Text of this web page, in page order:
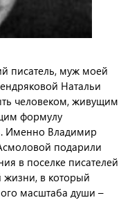
писатель, муж моей
Натальи
человеком, живущим
формулу
Именно Владимир
подарили
в поселке писателей
жизни, в который
масштаба души –